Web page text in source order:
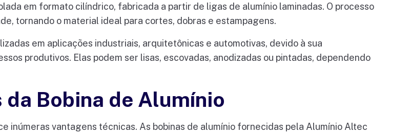
em formato cilíndrico, fabricada a partir de ligas de alumínio laminadas. O processo
tornando o material ideal para cortes, dobras e estampagens.
em aplicações industriais, arquitetônicas e automotivas, devido à sua
produtivos. Elas podem ser lisas, escovadas, anodizadas ou pintadas, dependendo
Bobina de Alumínio
inúmeras vantagens técnicas. As bobinas de alumínio fornecidas pela Alumínio Altec